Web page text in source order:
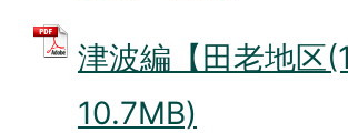
津波編【田老地区
10.7MB)